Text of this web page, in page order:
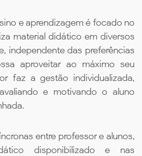
e aprendizagem é focado no
material didático em diversos
independente das preferências
aproveitar ao máximo seu
faz a gestão individualizada,
e motivando o aluno
entre professor e alunos,
disponibilizado e nas